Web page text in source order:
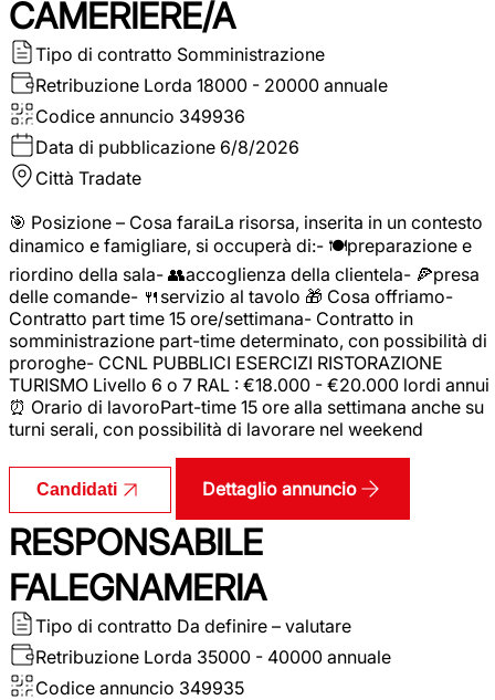
CAMERIERE/A
Tipo di contratto Somministrazione
Retribuzione Lorda 18000 - 20000 annuale
Codice annuncio 349936
Data di pubblicazione 6/8/2026
Città Tradate
🎯 Posizione – Cosa faraiLa risorsa, inserita in un contesto
dinamico e famigliare, si occuperà di:- 🍽️preparazione e
riordino della sala- 👥accoglienza della clientela- 🍕presa
delle comande- 🍴servizio al tavolo 🎁 Cosa offriamo-
Contratto part time 15 ore/settimana- Contratto in
somministrazione part-time determinato, con possibilità di
proroghe- CCNL PUBBLICI ESERCIZI RISTORAZIONE
TURISMO Livello 6 o 7 RAL : €18.000 - €20.000 lordi annui
⏰ Orario di lavoroPart-time 15 ore alla settimana anche su
turni serali, con possibilità di lavorare nel weekend
Candidati Dettaglio annuncio
RESPONSABILE
FALEGNAMERIA
Tipo di contratto Da definire – valutare
Retribuzione Lorda 35000 - 40000 annuale
Codice annuncio 349935